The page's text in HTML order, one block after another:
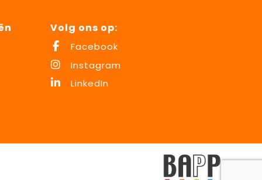
Volg ons op:
Facebook
Instagram
LinkedIn